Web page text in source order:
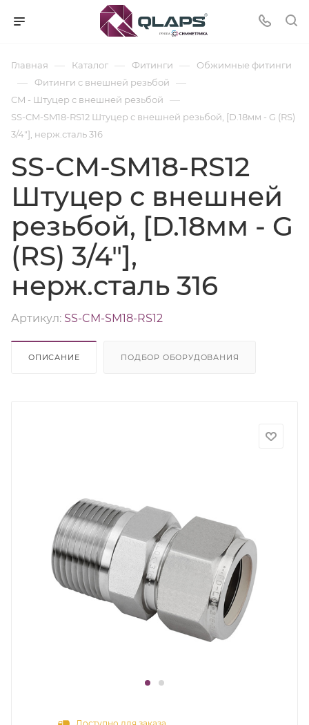
Главная — Каталог — Фитинги — Обжимные фитинги
— Фитинги с внешней резьбой —
CM - Штуцер с внешней резьбой —
SS-CM-SM18-RS12 Штуцер с внешней резьбой, [D.18мм - G (RS)
3/4"], нерж.сталь 316
SS-CM-SM18-RS12
Штуцер с внешней
резьбой, [D.18мм - G
(RS) 3/4"],
нерж.сталь 316
Артикул: SS-CM-SM18-RS12
ОПИСАНИЕ ПОДБОР ОБОРУДОВАНИЯ